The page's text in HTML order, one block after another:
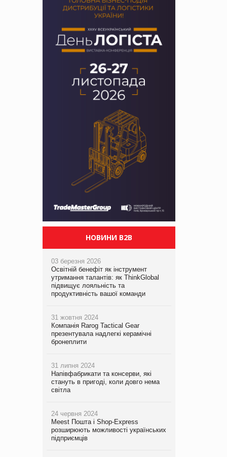
НОВИНИ B2B
03 березня 2026
Освітній бенефіт як інструмент
утримання талантів: як ThinkGlobal
підвищує лояльність та
продуктивність вашої команди
31 жовтня 2024
Компанія Rarog Tactical Gear
презентувала надлегкі керамічні
бронеплити
31 липня 2024
Напівфабрикати та консерви, які
стануть в пригоді, коли довго нема
світла
24 червня 2024
Meest Пошта і Shop-Express
розширюють можливості українських
підприємців